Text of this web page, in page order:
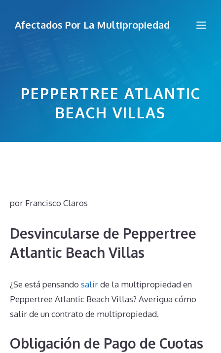
Afectados Por La Multipropiedad
PEPPERTREE ATLANTIC
BEACH VILLAS
por Francisco Claros
Desvincularse de Peppertree
Atlantic Beach Villas
¿Se está pensando salirde la multipropiedad en
Peppertree Atlantic Beach Villas? Averigua cómo
salir de un contrato de multipropiedad.
Obligación de Pago de Cuotas